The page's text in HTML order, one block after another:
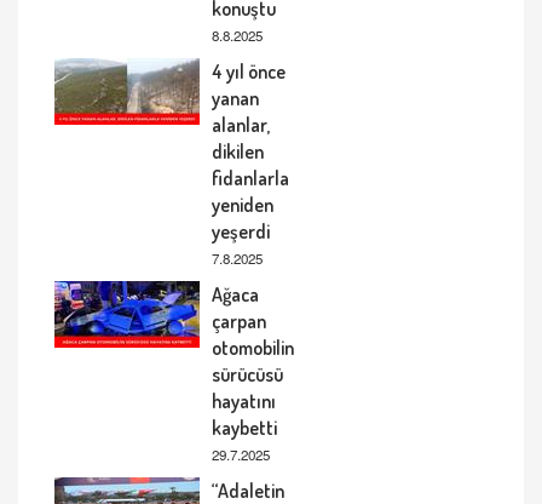
konuştu
8.8.2025
4 yıl önce
yanan
alanlar,
dikilen
fidanlarla
yeniden
yeşerdi
7.8.2025
Ağaca
çarpan
otomobilin
sürücüsü
hayatını
kaybetti
29.7.2025
“Adaletin